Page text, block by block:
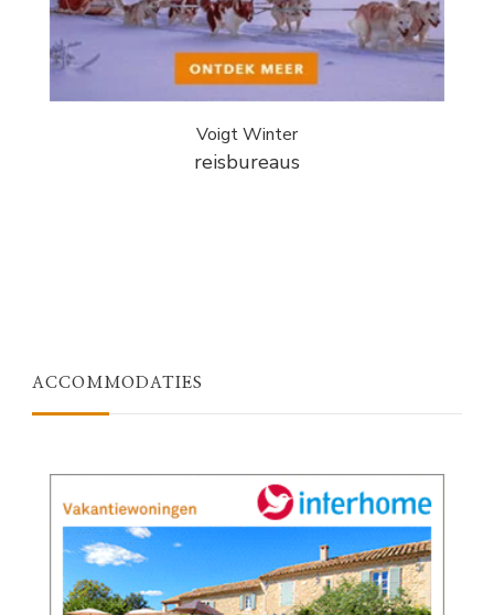
Voigt Winter
reisbureaus
ACCOMMODATIES